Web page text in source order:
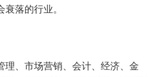
落的行业。
理、市场营销、会计、经济、金